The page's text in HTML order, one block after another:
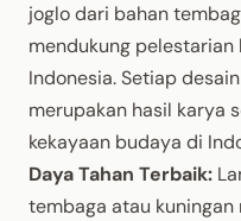
joglo dari bahan
mendukung
Indonesia. Setiap
merupakan hasil karya
kekayaan budaya di
Daya Tahan Terbaik:
tembaga atau